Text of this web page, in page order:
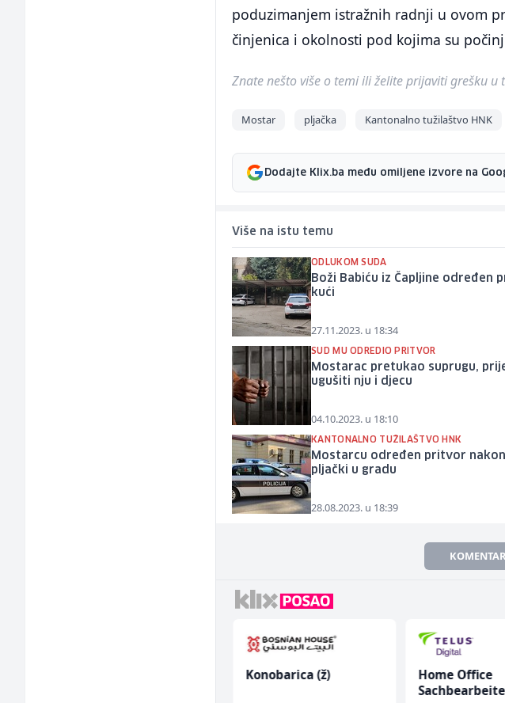
poduzimanjem istražnih radnji u ovom
činjenica i okolnosti pod kojima su
Znate nešto više o temi ili želite prijaviti grešku u
Mostar pljačka Kantonalno tužilaštvo HNK
Dodajte Klix.ba među omiljene izvore na
Više na istu temu
ODLUKOM SUDA
Boži Babiću iz Čapljine
kući
27.11.2023. u 18:34
SUD MU ODREDIO PRITVOR
Mostarac pretukao suprugu,
ugušiti nju i djecu
04.10.2023. u 18:10
KANTONALNO TUŽILAŠTVO HNK
Mostarcu određen pritvor
pljački u gradu
28.08.2023. u 18:39
Konobarica (ž)
Home Office